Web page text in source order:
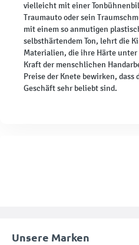
vielleicht mit einer
Traumauto oder sein
mit einem so anmutigen
selbsthärtendem Ton, lehrt die
Materialien, die ihre Härte unter
Kraft der menschlichen
Preise der Knete bewirken, dass
Geschäft sehr beliebt sind.
Unsere Marken